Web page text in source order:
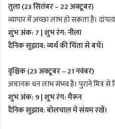
तुला (23 सितंबर – 22 अक्टूबर)
व्यापार में अच्छा लाभ हो सकता है।
शुभ अंक: 7 | शुभ रंग: नीला
दैनिक सुझाव: व्यर्थ की चिंता से बचें।
वृश्चिक (23 अक्टूबर – 21 नवंबर)
अचानक धन लाभ संभव है। पुराने मित्र से
शुभ अंक: 9 | शुभ रंग: मैरून
दैनिक सुझाव: बोलचाल में संयम रखें।